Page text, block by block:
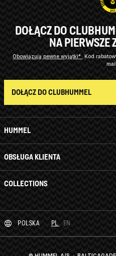
HUMMEL
OBSŁUGA KLIENTA
COLLECTIONS
DOŁĄCZ DO
NA PIERWSZE
Obowiązują pewne wyjątki* Kod
mail.
DOŁĄCZ DO CLUBHUMMEL
POLSKA PL EN